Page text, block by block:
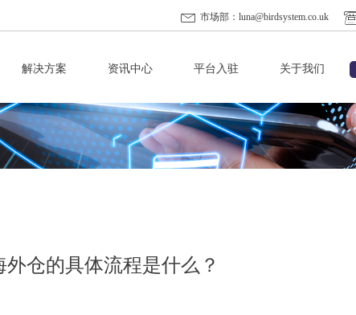
市场部：luna@birdsystem.co.uk
解决方案 资讯中心 平台入驻 关于我们
仓的具体流程是什么？